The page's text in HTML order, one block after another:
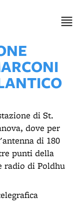
di St.
dove per
di 180
punti della
radio di Poldhu